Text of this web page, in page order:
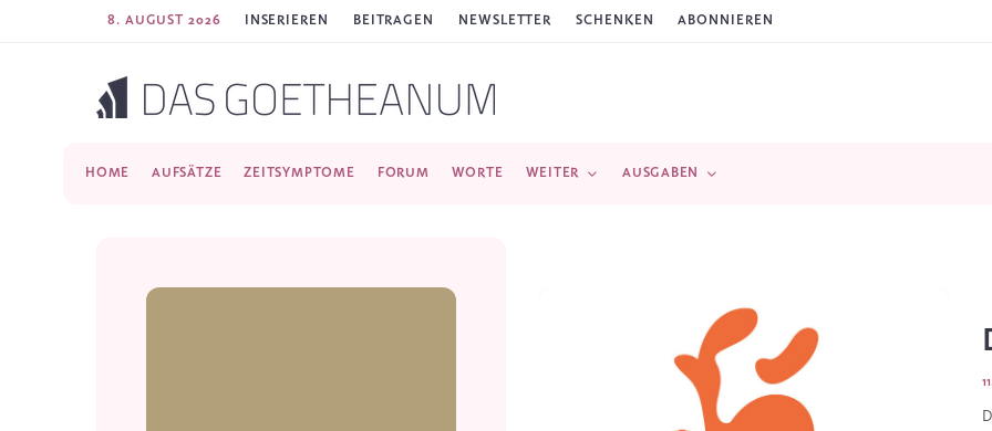
8. AUGUST 2026 INSERIEREN BEITRAGEN NEWSLETTER SCHENKEN ABONNIEREN
HOME AUFSÄTZE ZEITSYMPTOME FORUM WORTE WEITER AUSGABEN